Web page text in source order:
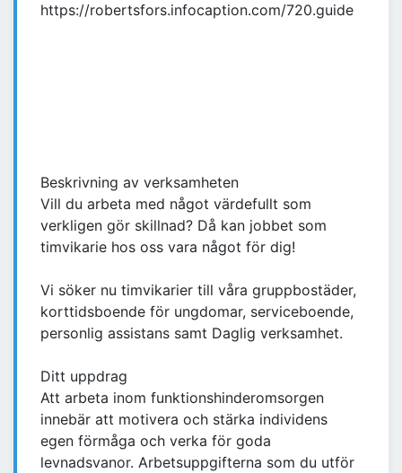
https://robertsfors.infocaption.com/720.guide
Beskrivning av verksamheten
Vill du arbeta med något värdefullt som
verkligen gör skillnad? Då kan jobbet som
timvikarie hos oss vara något för dig!
Vi söker nu timvikarier till våra gruppbostäder,
korttidsboende för ungdomar, serviceboende,
personlig assistans samt Daglig verksamhet.
Ditt uppdrag
Att arbeta inom funktionshinderomsorgen
innebär att motivera och stärka individens
egen förmåga och verka för goda
levnadsvanor. Arbetsuppgifterna som du utför